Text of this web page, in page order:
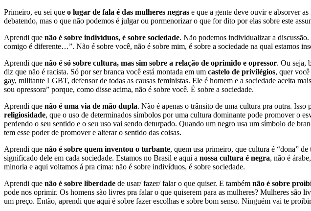
Primeiro, eu sei que o lugar de fala é das mulheres negras e que a gente deve ouvir e absorver
debatendo, mas o que não podemos é julgar ou pormenorizar o que for dito por elas sobre este
Aprendi que não é sobre indivíduos, é sobre sociedade. Não podemos individualizar a
comigo é diferente…”. Não é sobre você, não é sobre mim, é sobre a sociedade na qual estamos
Aprendi que não é só sobre cultura, mas sim sobre a relação de oprimido e opressor. Ou seja,
diz que não é racista. Só por ser branca você está montada em um castelo de privilégios, quer
gay, militante LGBT, defensor de todas as causas feministas. Ele é homem e a sociedade aceita
sou opressora” porque, como disse acima, não é sobre você. É sobre a sociedade.
Aprendi que não é uma via de mão dupla. Não é apenas o trânsito de uma cultura pra outra.
religiosidade, que o uso de determinados símbolos por uma cultura dominante pode promover o
perdendo o seu sentido e o seu uso vai sendo deturpado. Quando um negro usa um símbolo de
tem esse poder de promover e alterar o sentido das coisas.
Aprendi que não é sobre quem inventou o turbante, quem usa primeiro, que cultura é “dona”
significado dele em cada sociedade. Estamos no Brasil e aqui a nossa cultura é negra, não é
minoria e aqui voltamos á pra cima: não é sobre indivíduos, é sobre sociedade.
Aprendi que não é sobre liberdade de usar/ fazer/ falar o que quiser. E também não é sobre
pode nos oprimir. Os homens são livres pra falar o que quiserem para as mulheres? Mulheres são
um preço. Então, aprendi que aqui é sobre fazer escolhas e sobre bom senso. Ninguém vai te